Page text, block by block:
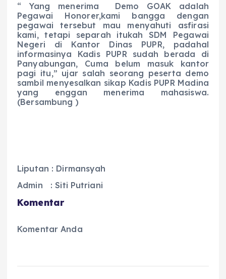
“ Yang menerima Demo GOAK adalah
Pegawai Honorer,kami bangga dengan
pegawai tersebut mau menyahuti asfirasi
kami, tetapi separah itukah SDM Pegawai
Negeri di Kantor Dinas PUPR, padahal
informasinya Kadis PUPR sudah berada di
Panyabungan, Cuma belum masuk kantor
pagi itu,” ujar salah seorang peserta demo
sambil menyesalkan sikap Kadis PUPR Madina
yang enggan menerima mahasiswa.
(Bersambung )
Liputan : Dirmansyah
Admin : Siti Putriani
Komentar
Komentar Anda